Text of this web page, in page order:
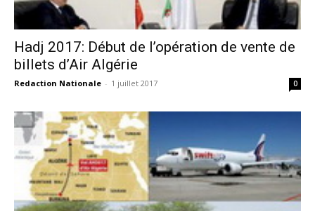
Hadj 2017: Début de l’opération de vente de
billets d’Air Algérie
Redaction Nationale - 1 juillet 2017 0